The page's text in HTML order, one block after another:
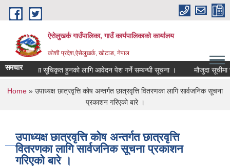
Skip to main content
ऐसेलुखर्क गाउँपालिका, गाउँ कार्यपालिकाको कार्यालय
कोशी प्रदेश,ऐसेलुखर्क, खोटाङ, नेपाल
समचार
विषय विज्ञमा सूचिकृत हुनको लागि आवेदन पेश गर्ने सम्बन्धी सूचना । मौजुदा सूचीमा
You are here
Home » उपाध्यक्ष छात्रवृत्ति कोष अन्तर्गत छात्रवृत्ति वितरणका लागि सार्वजनिक सूचना
प्रकाशन गरिएको बारे ।
उपाध्यक्ष छात्रवृत्ति कोष अन्तर्गत छात्रवृत्ति
वितरणका लागि सार्वजनिक सूचना प्रकाशन
गरिएको बारे ।